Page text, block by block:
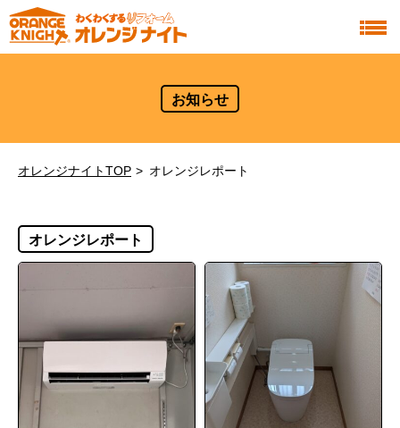
お知らせ
オレンジナイトTOP オレンジレポート
オレンジレポート